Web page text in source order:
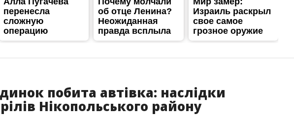
побита автівка: наслідки
Нікопольського району